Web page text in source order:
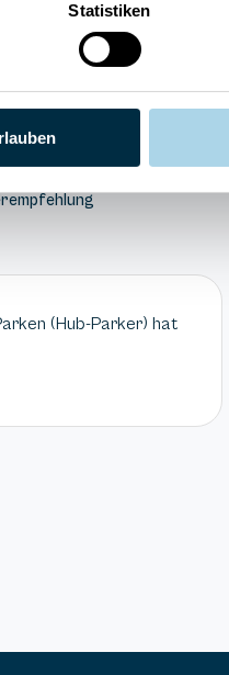
Statistiken
(Hub-Parker) hat